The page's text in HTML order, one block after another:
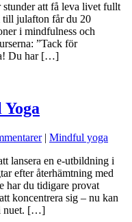
att få leva livet fullt
till julafton får du 20
i mindfulness och
”Tack för
Du har […]
| Mindful yoga
lansera en e-utbildning i
efter återhämtning med
har du tidigare provat
koncentrera sig – nu kan
i nuet. […]